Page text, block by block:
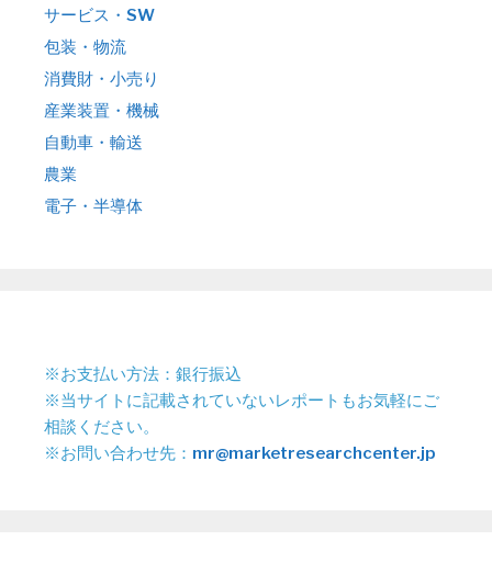
サービス・SW
包装・物流
消費財・小売り
産業装置・機械
自動車・輸送
農業
電子・半導体
※お支払い方法：銀行振込
※当サイトに記載されていないレポートもお気軽にご
相談ください。
※お問い合わせ先： mr@marketresearchcenter.jp